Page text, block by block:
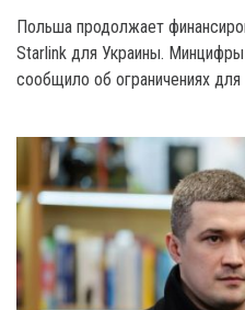
Польша продолжает
Starlink для Украины.
сообщило об ограничениях для